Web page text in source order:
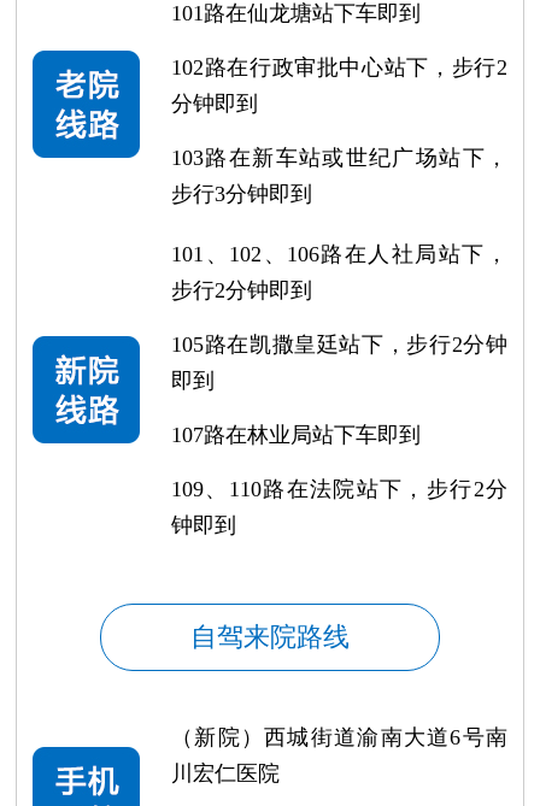
101路在仙龙塘站下车即到
102路在行政审批中心站下，步行2
分钟即到
103路在新车站或世纪广场站下，
步行3分钟即到
101、102、106路在人社局站下，
步行2分钟即到
105路在凯撒皇廷站下，步行2分钟
即到
107路在林业局站下车即到
109、110路在法院站下，步行2分
钟即到
自驾来院路线
（新院）西城街道渝南大道6号南
川宏仁医院